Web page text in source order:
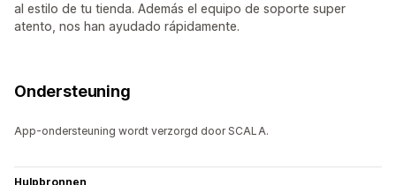
al estilo de tu tienda. Además el equipo de soporte super
atento, nos han ayudado rápidamente.
Ondersteuning
App-ondersteuning wordt verzorgd door SCALA.
Hulpbronnen